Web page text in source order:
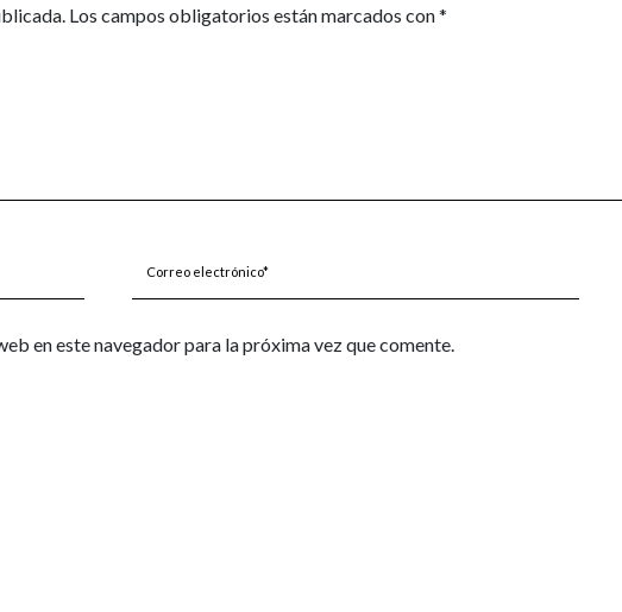
Los campos obligatorios están marcados con*
electrónico*
en este navegador para la próxima vez que comente.